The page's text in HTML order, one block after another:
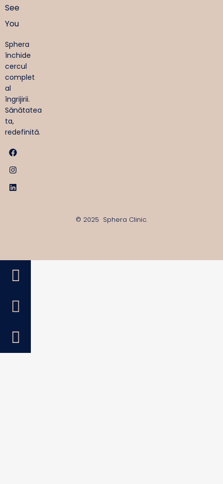
See
You
Sphera
închide
cercul
complet
al
îngrijirii.
Sănătatea
ta,
redefinită.
© 2025 Sphera Clinic.